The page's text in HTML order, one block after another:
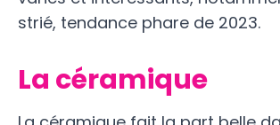
strié, tendance phare de 2023.
La céramique